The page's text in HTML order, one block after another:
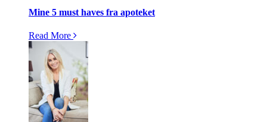
Mine 5 must haves fra apoteket
Read More